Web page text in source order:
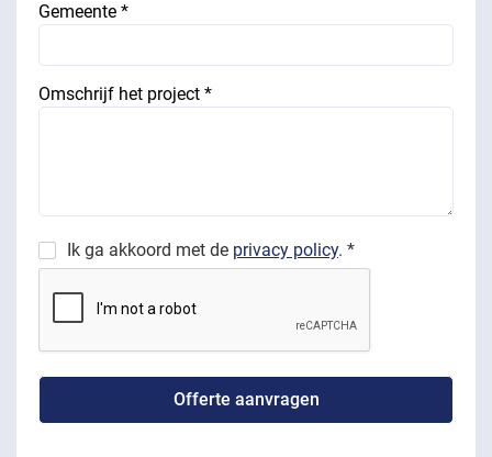
Gemeente *
Omschrijf het project *
Ik ga akkoord met de privacy policy. *